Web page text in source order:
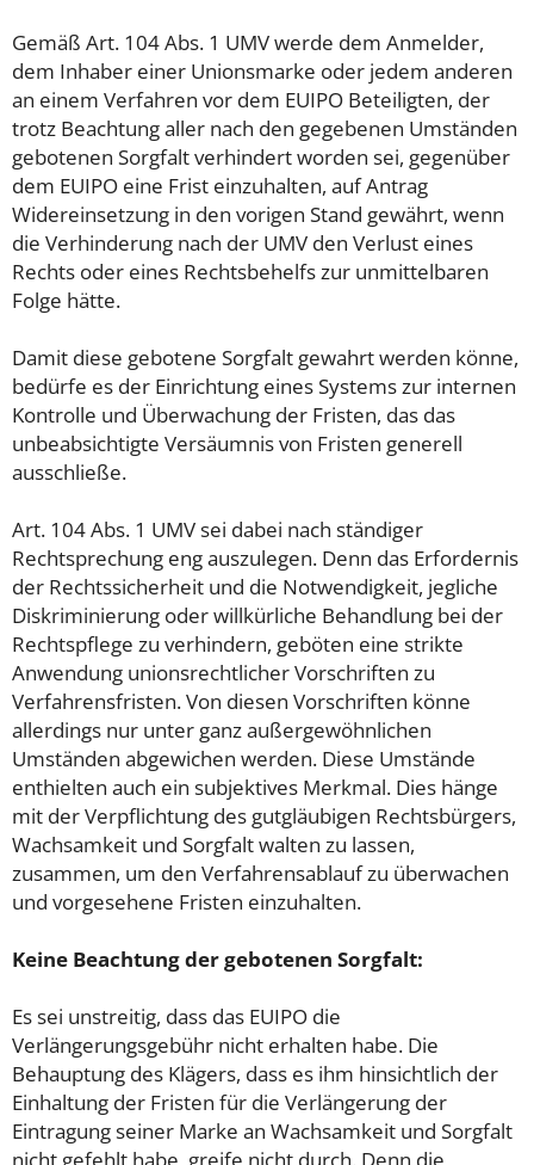
Gemäß Art. 104 Abs. 1 UMV werde dem Anmelder,
dem Inhaber einer Unionsmarke oder jedem anderen
an einem Verfahren vor dem EUIPO Beteiligten, der
trotz Beachtung aller nach den gegebenen Umständen
gebotenen Sorgfalt verhindert worden sei, gegenüber
dem EUIPO eine Frist einzuhalten, auf Antrag
Widereinsetzung in den vorigen Stand gewährt, wenn
die Verhinderung nach der UMV den Verlust eines
Rechts oder eines Rechtsbehelfs zur unmittelbaren
Folge hätte.
Damit diese gebotene Sorgfalt gewahrt werden könne,
bedürfe es der Einrichtung eines Systems zur internen
Kontrolle und Überwachung der Fristen, das das
unbeabsichtigte Versäumnis von Fristen generell
ausschließe.
Art. 104 Abs. 1 UMV sei dabei nach ständiger
Rechtsprechung eng auszulegen. Denn das Erfordernis
der Rechtssicherheit und die Notwendigkeit, jegliche
Diskriminierung oder willkürliche Behandlung bei der
Rechtspflege zu verhindern, geböten eine strikte
Anwendung unionsrechtlicher Vorschriften zu
Verfahrensfristen. Von diesen Vorschriften könne
allerdings nur unter ganz außergewöhnlichen
Umständen abgewichen werden. Diese Umstände
enthielten auch ein subjektives Merkmal. Dies hänge
mit der Verpflichtung des gutgläubigen Rechtsbürgers,
Wachsamkeit und Sorgfalt walten zu lassen,
zusammen, um den Verfahrensablauf zu überwachen
und vorgesehene Fristen einzuhalten.
Keine Beachtung der gebotenen Sorgfalt:
Es sei unstreitig, dass das EUIPO die
Verlängerungsgebühr nicht erhalten habe. Die
Behauptung des Klägers, dass es ihm hinsichtlich der
Einhaltung der Fristen für die Verlängerung der
Eintragung seiner Marke an Wachsamkeit und Sorgfalt